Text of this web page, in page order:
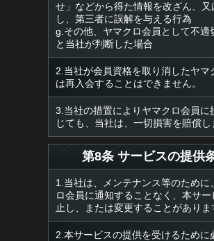
せ」などから得た情報を改ざん、又
し、第三者に誤解を与える行為
g.その他、ヤマクロ会員として不適
と当社が判断した場合
2.当社が会員資格を取り消したヤマ
は再入会することはできません。
3.当社の措置によりヤマクロ会員に
じても、当社は、一切損害を賠償し
第8条 サービスの提供
1.当社は、メンテナンス等のために
ロ会員に通知することなく、本サー
止し、または変更することがありま
2.本サービスの提供を受けるために